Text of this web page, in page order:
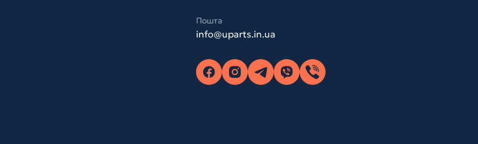
Пошта
info@uparts.in.ua